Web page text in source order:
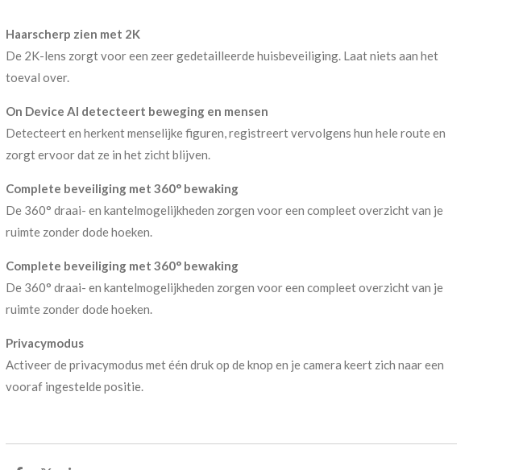
Haarscherp zien met 2K
De 2K-lens zorgt voor een zeer gedetailleerde huisbeveiliging. Laat niets aan het
toeval over.
On Device AI detecteert beweging en mensen
Detecteert en herkent menselijke figuren, registreert vervolgens hun hele route en
zorgt ervoor dat ze in het zicht blijven.
Complete beveiliging met 360° bewaking
De 360° draai- en kantelmogelijkheden zorgen voor een compleet overzicht van je
ruimte zonder dode hoeken.
Complete beveiliging met 360° bewaking
De 360° draai- en kantelmogelijkheden zorgen voor een compleet overzicht van je
ruimte zonder dode hoeken.
Privacymodus
Activeer de privacymodus met één druk op de knop en je camera keert zich naar een
vooraf ingestelde positie.